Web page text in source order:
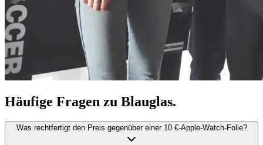
Häufige Fragen zu Blauglas.
Was rechtfertigt den Preis gegenüber einer 10 €‑Apple‑Watch‑Folie?